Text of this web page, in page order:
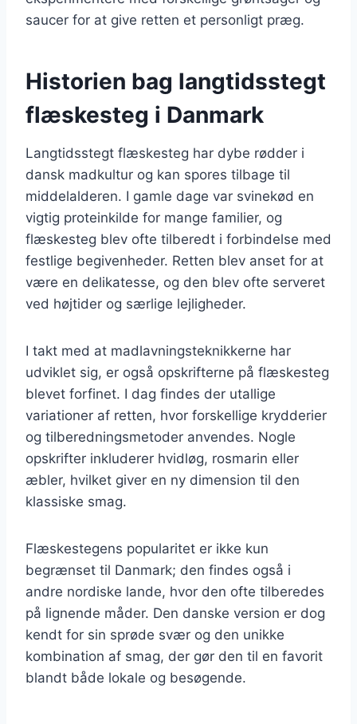
saucer for at give retten et personligt præg.
Historien bag langtidsstegt
flæskesteg i Danmark
Langtidsstegt flæskesteg har dybe rødder i
dansk madkultur og kan spores tilbage til
middelalderen. I gamle dage var svinekød en
vigtig proteinkilde for mange familier, og
flæskesteg blev ofte tilberedt i forbindelse med
festlige begivenheder. Retten blev anset for at
være en delikatesse, og den blev ofte serveret
ved højtider og særlige lejligheder.
I takt med at madlavningsteknikkerne har
udviklet sig, er også opskrifterne på flæskesteg
blevet forfinet. I dag findes der utallige
variationer af retten, hvor forskellige krydderier
og tilberedningsmetoder anvendes. Nogle
opskrifter inkluderer hvidløg, rosmarin eller
æbler, hvilket giver en ny dimension til den
klassiske smag.
Flæskestegens popularitet er ikke kun
begrænset til Danmark; den findes også i
andre nordiske lande, hvor den ofte tilberedes
på lignende måder. Den danske version er dog
kendt for sin sprøde svær og den unikke
kombination af smag, der gør den til en favorit
blandt både lokale og besøgende.